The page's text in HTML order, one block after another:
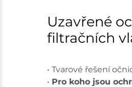
Uzavřené
filtračních
• Tvarové řešení
• Pro koho jsou